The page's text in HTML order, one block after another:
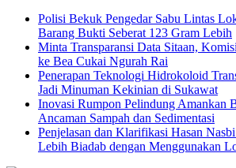
Polisi Bekuk Pengedar Sabu Lintas
Barang Bukti Seberat 123 Gram Lebih
Minta Transparansi Data Sitaan,
ke Bea Cukai Ngurah Rai
Penerapan Teknologi Hidrokoloid
Jadi Minuman Kekinian di Sukawat
Inovasi Rumpon Pelindung Amankan
Ancaman Sampah dan Sedimentasi
Penjelasan dan Klarifikasi Hasan
Lebih Biadab dengan Menggunakan